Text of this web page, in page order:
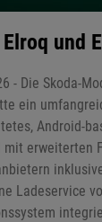
und
- Die Skoda-
ein
Android-
mit erweiterten
Ladeservice